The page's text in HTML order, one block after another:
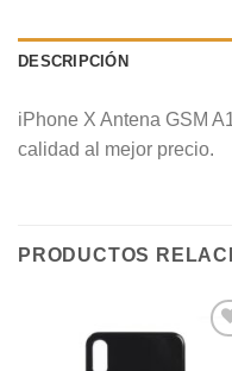
DESCRIPCIÓN
iPhone X Antena GSM
calidad al mejor precio.
PRODUCTOS